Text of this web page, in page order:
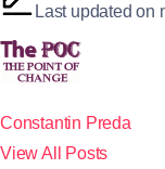
Last updated on
Constantin Preda
View All Posts